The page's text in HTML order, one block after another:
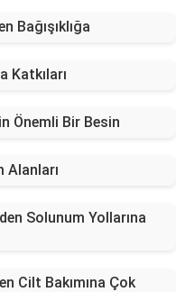
Bağışıklığa
Katkıları
Önemli Bir Besin
Alanları
Solunum Yollarına
Cilt Bakımına Çok